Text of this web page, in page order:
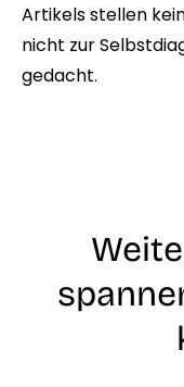
Artikels stellen
nicht zur
gedacht.